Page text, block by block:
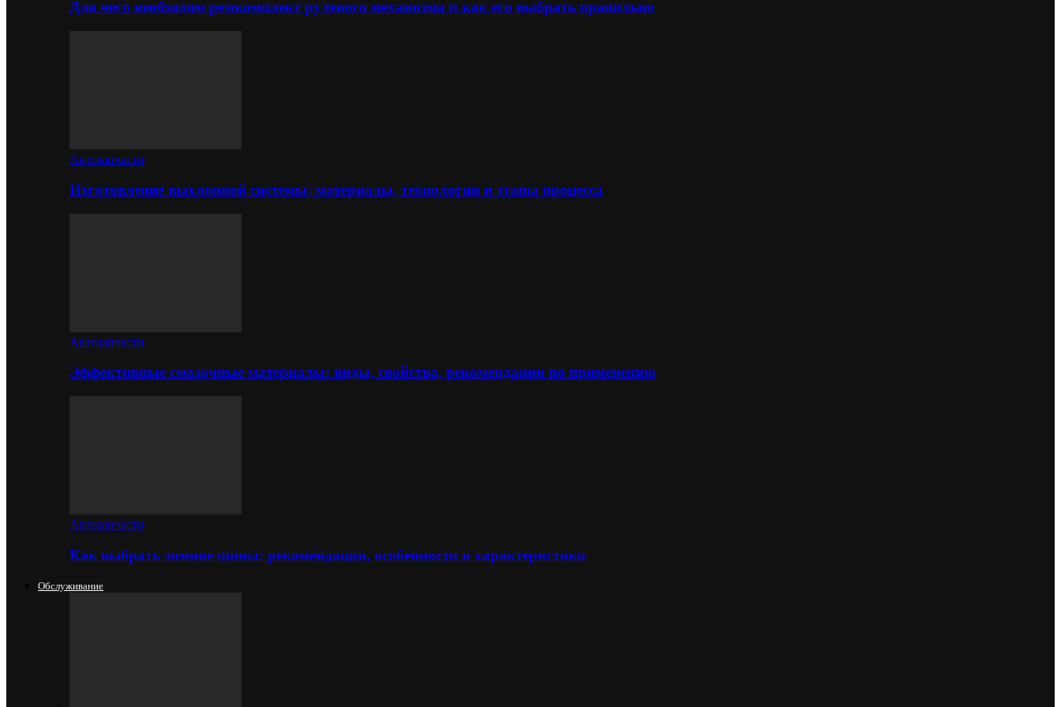
Для чего необходим ремкомплект рулевого механизма и как его выбрать правильно
Автозапчасти
Изготовление выхлопной системы: материалы, технологии и этапы процесса
Автозапчасти
Эффективные смазочные материалы: виды, свойства, рекомендации по применению
Автозапчасти
Как выбрать зимние шины: рекомендации, особенности и характеристики
Обслуживание